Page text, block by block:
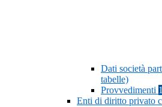
Dati società
tabelle)
Provvedimenti 1
Enti di diritto privato